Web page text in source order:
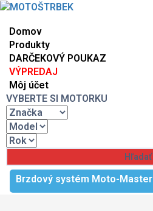
Domov
Produkty
DARČEKOVÝ POUKAZ
VÝPREDAJ
Môj účet
VYBERTE SI MOTORKU
Brzdový systém Moto-Master